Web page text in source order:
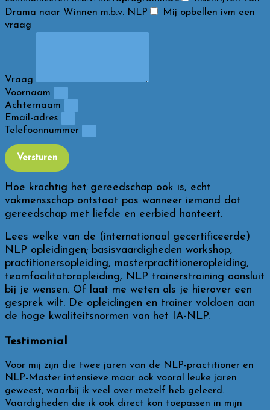
Drama naar Winnen m.b.v. NLP
Mij opbellen ivm een
vraag
Vraag
Voornaam
Achternaam
Email-adres
Telefoonnummer
Versturen
Hoe krachtig het gereedschap ook is, echt
vakmensschap ontstaat pas wanneer iemand dat
gereedschap met liefde en eerbied hanteert.
Lees welke van de (internationaal gecertificeerde)
NLP opleidingen; basisvaardigheden workshop,
practitionersopleiding, masterpractitioneropleiding,
teamfacilitatoropleiding, NLP trainerstraining aansluit
bij je wensen. Of laat me weten als je hierover een
gesprek wilt. De opleidingen en trainer voldoen aan
de hoge kwaliteitsnormen van het IA-NLP.
Testimonial
Voor mij zijn die twee jaren van de NLP-practitioner en
NLP-Master intensieve maar ook vooral leuke jaren
geweest, waarbij ik veel over mezelf heb geleerd.
Vaardigheden die ik ook direct kon toepassen in mijn